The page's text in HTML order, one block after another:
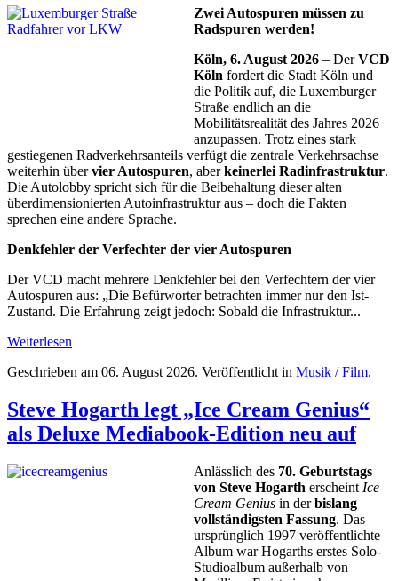
Zwei Autospuren müssen zu
Radspuren werden!
Köln, 6. August 2026 – DerVCD
Köln fordert die Stadt Köln und
die Politik auf, die Luxemburger
Straße endlich an die
Mobilitätsrealität des Jahres 2026
anzupassen. Trotz eines stark
gestiegenen Radverkehrsanteils verfügt die zentrale Verkehrsachse
weiterhin übervier Autospuren, aberkeinerlei Radinfrastruktur.
Die Autolobby spricht sich für die Beibehaltung dieser alten
überdimensionierten Autoinfrastruktur aus – doch die Fakten
sprechen eine andere Sprache.
Denkfehler der Verfechter der vier Autospuren
Der VCD macht mehrere Denkfehler bei den Verfechtern der vier
Autospuren aus: „Die Befürworter betrachten immer nur den Ist-
Zustand. Die Erfahrung zeigt jedoch: Sobald die Infrastruktur...
Weiterlesen
Geschrieben am 06. August 2026. Veröffentlicht in Musik / Film.
Steve Hogarth legt „Ice Cream Genius“
als Deluxe Mediabook-Edition neu auf
Anlässlich des 70. Geburtstags
von Steve Hogarth erscheint Ice
Cream Genius in derbislang
vollständigsten Fassung. Das
ursprünglich 1997 veröffentlichte
Album war Hogarths erstes Solo-
Studioalbum außerhalb von